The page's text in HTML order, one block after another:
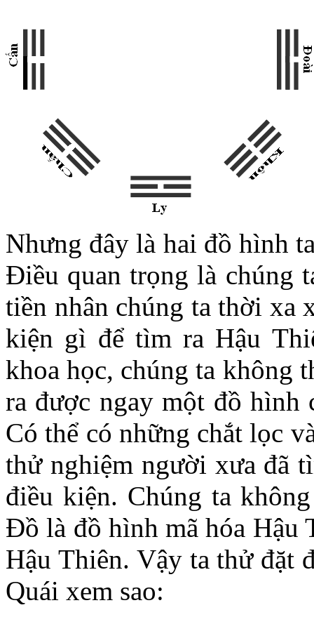
Nhưng đây là hai đồ hình
Điều quan trọng là chúng
tiền nhân chúng ta thời xa
kiện gì để tìm ra Hậu
khoa học, chúng ta không
ra được ngay một đồ hình
Có thể có những chắt lọc
thử nghiệm người xưa đã
điều kiện. Chúng ta
Đồ là đồ hình mã hóa
Hậu Thiên. Vậy ta thử đặt
Quái xem sao: